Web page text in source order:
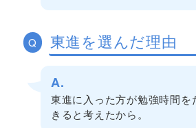
Q 東進を選んだ理由
A.
東進に入った方が勉強時間を
きると考えたから。